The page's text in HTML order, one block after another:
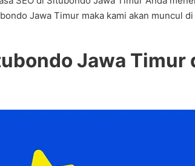
Jawa Timur maka kami akan muncul
Jawa Timur